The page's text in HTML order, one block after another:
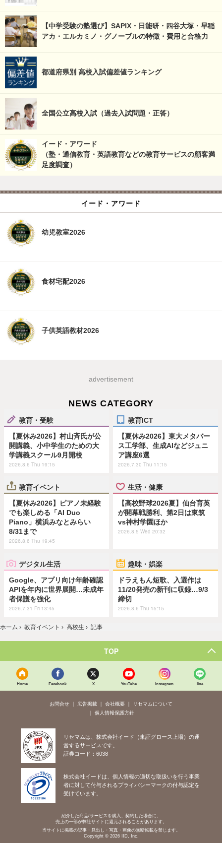
【中学受験の塾選び】SAPIX・日能研・四谷大塚・早稲
アカ・エルカミノ・グノーブルの特徴・費用と合格力
都道府県別 高校入試偏差値ランキング
全国公立高校入試（過去入試問題・正答）
イード・アワード
（塾・通信教育・英語教育などの教育サービスの顧客満
足度調査）
イード・アワード
幼児教室2026
食材宅配2026
子供英語教材2026
advertisement
NEWS CATEGORY
教育・受験
【夏休み2026】村山斉氏が公
開講義、小中学生のための大
学講義スクール9月開校
2026.8.6 Thu 19:15
教育ICT
【夏休み2026】東大メタバー
ス工学部、生成AIなどジュニ
ア講座6選
2026.7.30 Thu 11:15
教育イベント
【夏休み2026】ピアノ未経験
でも楽しめる「AI Duo
Piano」横浜みなとみらい
8/31まで
2026.8.6 Thu 19:45
生活・健康
【高校野球2026夏】仙台育英
が開幕戦勝利、第2日は東筑
vs神村学園ほか
2026.8.5 Wed 20:32
デジタル生活
Google、アプリ向け年齢確認
APIを年内に世界展開…未成年
者保護を強化
2026.7.31 Fri 13:45
趣味・娯楽
ドラえもん短歌、入選作は
11/20発売の新刊に収録…9/3
締切
2026.8.6 Thu 15:15
ホーム › 教育イベント › 高校生 › 記事
TOP
Home Facebook X YouTube Instagram line
お問合せ 広告掲載 会社概要
リセマムについて
個人情報保護方針
リセマムは、株式会社イード（東証グロース上場）の運
営するサービスです。
証券コード：6038
株式会社イードは、個人情報の適切な取扱いを行う事業
者に対して付与されるプライバシーマークの付与認定を
受けています。
紹介した商品/サービスを購入、契約した場合に、
売上の一部が弊社サイトに還元されることがあります。
当サイトに掲載の記事・見出し・写真・画像の無断転載を禁じます。
Copyright © 2026 IID, Inc.